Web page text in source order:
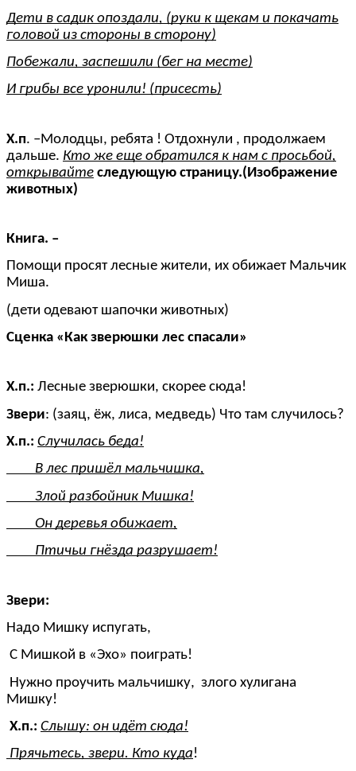
Дети в садик опоздали, (руки к щекам и покачать
головой из стороны в сторону)
Побежали, заспешили (бег на месте)
И грибы все уронили! (присесть)
Х.п. –Молодцы, ребята ! Отдохнули , продолжаем
дальше. Кто же еще обратился к нам с просьбой,
открывайте следующую страницу.(Изображение
животных)
Книга. –
Помощи просят лесные жители, их обижает Мальчик
Миша.
(дети одевают шапочки животных)
Сценка «Как зверюшки лес спасали»
Х.п.: Лесные зверюшки, скорее сюда!
Звери: (заяц, ёж, лиса, медведь) Что там случилось?
Х.п.: Случилась беда!
В лес пришёл мальчишка,
Злой разбойник Мишка!
Он деревья обижает,
Птичьи гнёзда разрушает!
Звери:
Надо Мишку испугать,
С Мишкой в «Эхо» поиграть!
Нужно проучить мальчишку, злого хулигана
Мишку!
Х.п.: Слышу: он идёт сюда!
Прячьтесь, звери. Кто куда!